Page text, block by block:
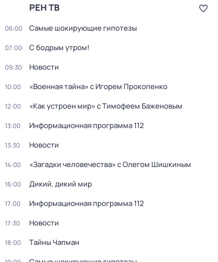
РЕН ТВ
06:00 Самые шoкиpующие гипотезы
07:00 С бодрым утром!
09:30 Новости
10:00 «Военная тайна» с Игорем Прокопенко
12:00 «Как устроен мир» с Тимофеем Баженовым
13:00 Информационная программа 112
13:30 Новости
14:00 «Загадки человечества» с Олегом Шишкиным
16:00 Дикий, дикий мир
17:00 Информационная программа 112
17:30 Новости
18:00 Тaйны Чапман